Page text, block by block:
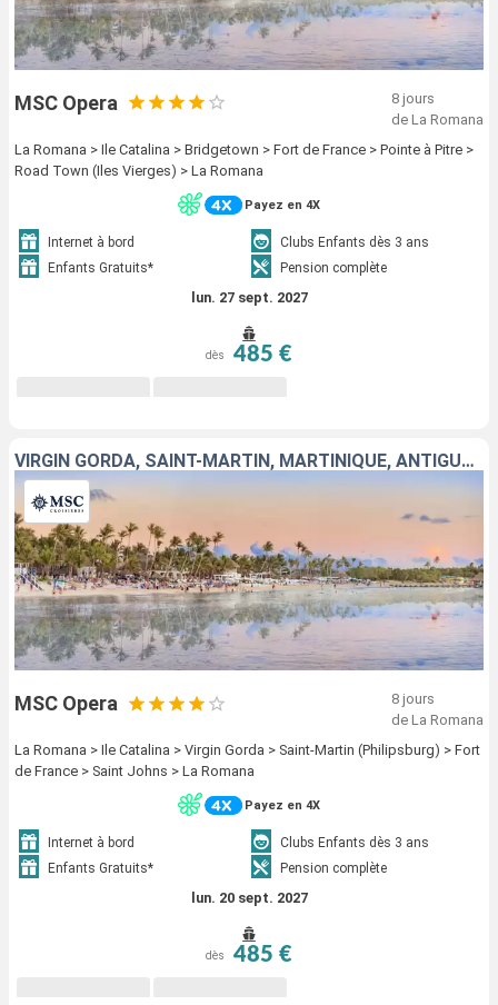
MSC Opera
8 jours
de La Romana
La Romana > Ile Catalina > Bridgetown > Fort de France > Pointe à Pitre >
Road Town (Iles Vierges) > La Romana
Payez en 4X
Internet à bord
Clubs Enfants dès 3 ans
Enfants Gratuits*
Pension complète
lun. 27 sept. 2027
dès 485 €
VIRGIN GORDA, SAINT-MARTIN, MARTINIQUE, ANTIGUA-ET-BARBUDA, RÉPUBLIQUE DOMINICAINE
MSC Opera
8 jours
de La Romana
La Romana > Ile Catalina > Virgin Gorda > Saint-Martin (Philipsburg) > Fort
de France > Saint Johns > La Romana
Payez en 4X
Internet à bord
Clubs Enfants dès 3 ans
Enfants Gratuits*
Pension complète
lun. 20 sept. 2027
dès 485 €